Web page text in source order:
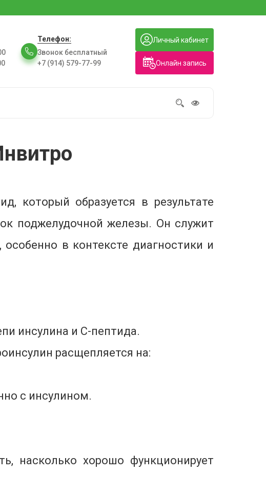
Телефон:
Звонок бесплатный
+7 (914) 579-77-99
Онлайн запись
Личный кабинет
который образуется в результате
поджелудочной железы. Он служит
в контексте диагностики и
инсулина и С-пептида.
расщепляется на:
с инсулином.
насколько хорошо функционирует